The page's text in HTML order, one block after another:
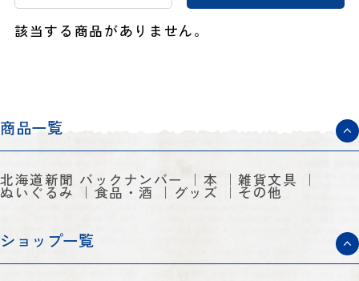
該当する商品がありません。
商品一覧
北海道新聞 バックナンバー 本 雑貨文具
ぬいぐるみ 食品・酒 グッズ その他
ショップ一覧